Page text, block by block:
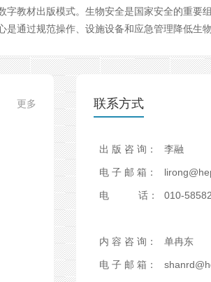
材出版模式。生物安全是国家安全的重要
通过规范操作、设施设备和应急管理降低生
更多 联系方式
出 版 咨 询 ： 李融
电 子 邮 箱 ： lirong@he
电 话 ： 010-58582
内 容 咨 询 ： 单冉东
电 子 邮 箱 ： shanrd@h